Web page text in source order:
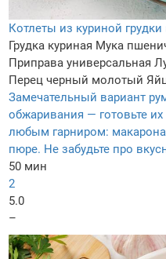
Котлеты из куриной грудки
Грудка куриная Мука
Приправа универсальная
Перец черный молотый
Замечательный вариант
обжаривания — готовьте
любым гарниром:
пюре. Не забудьте про
50 мин
2
5.0
–